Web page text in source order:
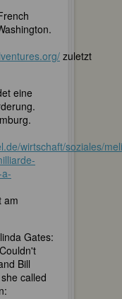
zuletzt
eine
wirtschaft/soziales/
am
Gates:
Bill
called